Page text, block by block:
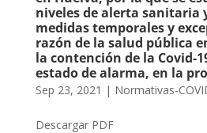
niveles de alerta sanitaria
medidas temporales y
razón de la salud pública
la contención de la Covid-
estado de alarma, en la
Sep 23, 2021 | Normativas-
Descargar PDF